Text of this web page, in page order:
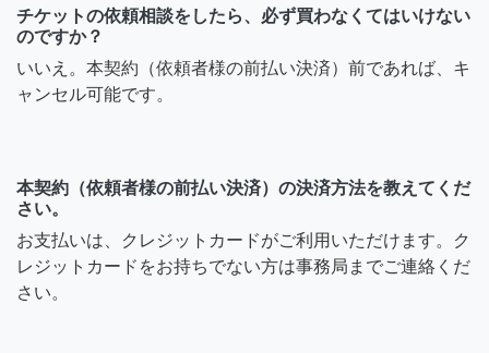
チケットの依頼相談をしたら、必ず買わなくてはいけない
のですか？
いいえ。本契約（依頼者様の前払い決済）前であれば、キ
ャンセル可能です。
本契約（依頼者様の前払い決済）の決済方法を教えてくだ
さい。
お支払いは、クレジットカードがご利用いただけます。ク
レジットカードをお持ちでない方は事務局までご連絡くだ
さい。